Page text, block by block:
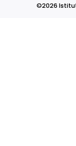
©2026